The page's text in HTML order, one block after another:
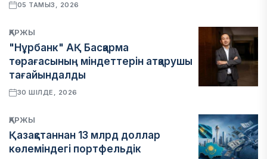
05 ТАМЫЗ, 2026
ҚАРЖЫ
"Нұрбанк" АҚ Басқарма
төрағасының міндеттерін атқарушы
тағайындалды
30 ШІЛДЕ, 2026
ҚАРЖЫ
Қазақстаннан 13 млрд доллар
көлеміндегі портфельдік